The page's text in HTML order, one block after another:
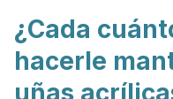
¿Cada
hacerle
uñas